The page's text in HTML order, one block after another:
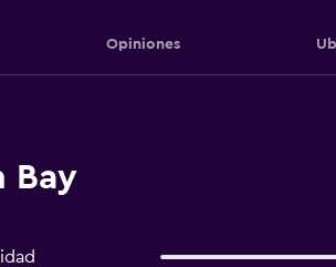
Opiniones
Bay